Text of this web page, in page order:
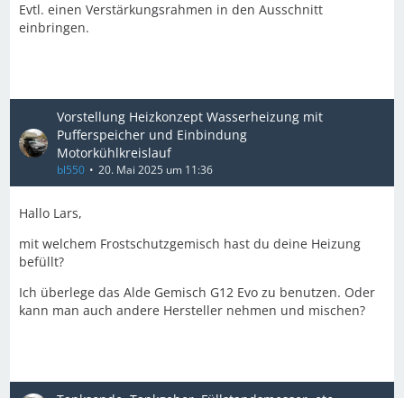
Evtl. einen Verstärkungsrahmen in den Ausschnitt
einbringen.
Vorstellung Heizkonzept Wasserheizung mit
Pufferspeicher und Einbindung
Motorkühlkreislauf
bl550 20. Mai 2025 um 11:36
Hallo Lars,
mit welchem Frostschutzgemisch hast du deine Heizung
befüllt?
Ich überlege das Alde Gemisch G12 Evo zu benutzen. Oder
kann man auch andere Hersteller nehmen und mischen?